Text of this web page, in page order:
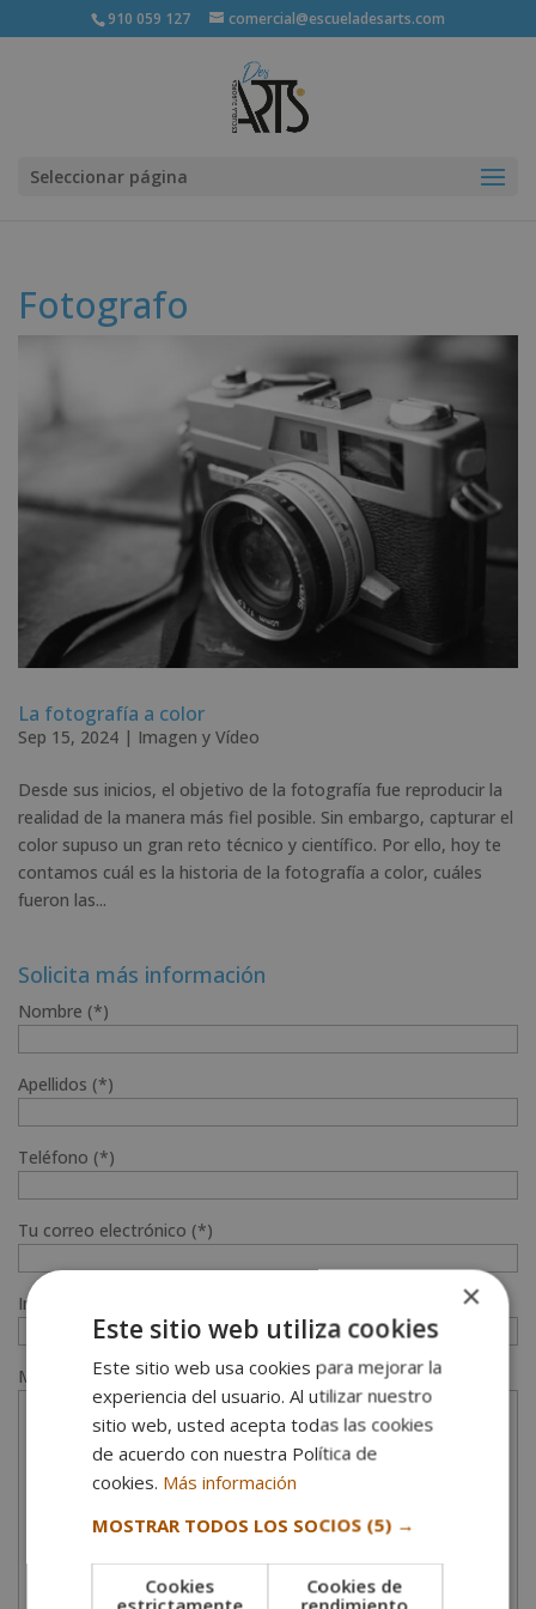
910 059 127 comercial@escueladesarts.com
Seleccionar página
Fotografo
La fotografía a color
Sep 15, 2024 | Imagen y Vídeo
Desde sus inicios, el objetivo de la fotografía fue reproducir la
realidad de la manera más fiel posible. Sin embargo, capturar el
color supuso un gran reto técnico y científico. Por ello, hoy te
contamos cuál es la historia de la fotografía a color, cuáles
fueron las...
Solicita más información
Nombre (*)
Apellidos (*)
Teléfono (*)
Tu correo electrónico (*)
Indícanos en qué curso estás interesado (*)
Mensaje
×
Este sitio web utiliza cookies
Este sitio web usa cookies para mejorar la
experiencia del usuario. Al utilizar nuestro
sitio web, usted acepta todas las cookies
de acuerdo con nuestra Política de
cookies. Más información
MOSTRAR TODOS LOS SOCIOS (5) →
Cookies
estrictamente
Cookies de
rendimiento